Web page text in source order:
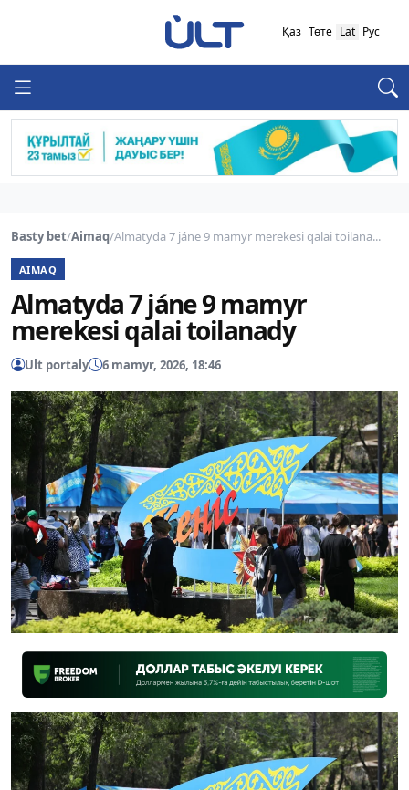
Қаз Төте Lat Рус
Basty bet/Aimaq/Almatyda 7 jáne 9 mamyr merekesi qalai toilana...
AIMAQ
Almatyda 7 jáne 9 mamyr
merekesi qalai toilanady
Ult portaly 6 mamyr, 2026, 18:46